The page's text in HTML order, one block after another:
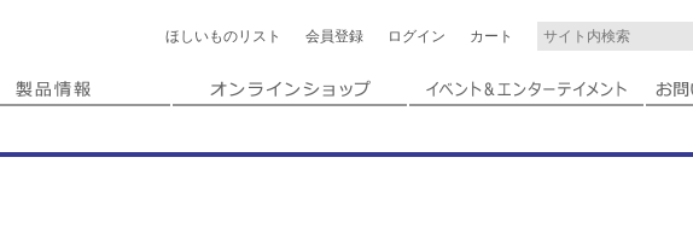
ほしいもの リスト 会員登録 ログイン カート